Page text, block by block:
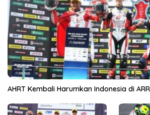
AHRT Kembali Harumkan Indonesia di